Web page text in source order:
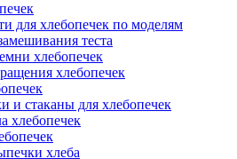
для хлебопечек по моделям
теста
хлебопечек
хлебопечек
и стаканы для хлебопечек
хлебопечек
хлеба